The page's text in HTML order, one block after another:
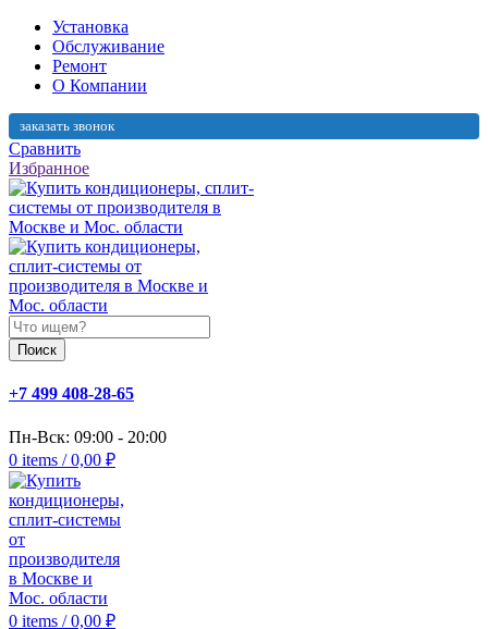
Установка
Обслуживание
Ремонт
О Компании
заказать звонок
Сравнить
Избранное
Поиск
+7 499 408-28-65
Пн-Вск: 09:00 - 20:00
0 items / 0,00 ₽
0 items / 0,00 ₽